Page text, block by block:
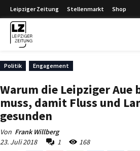
Leipziger Zeitung Stellenmarkt Shop
Politik Engagement
Warum die Leipziger
muss, damit Fluss und
gesunden
Von Frank Willberg
23. Juli 2018
1 168